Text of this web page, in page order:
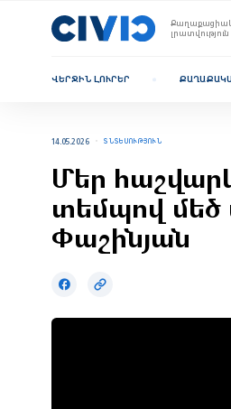
լրատվություն
ՎԵՐՋԻՆ ԼՈՒՐԵՐ
14.05.2026 ՏՆՏԵՍՈՒԹՅՈՒՆ
Մեր
տեմպով մեծ
Փաշինյան